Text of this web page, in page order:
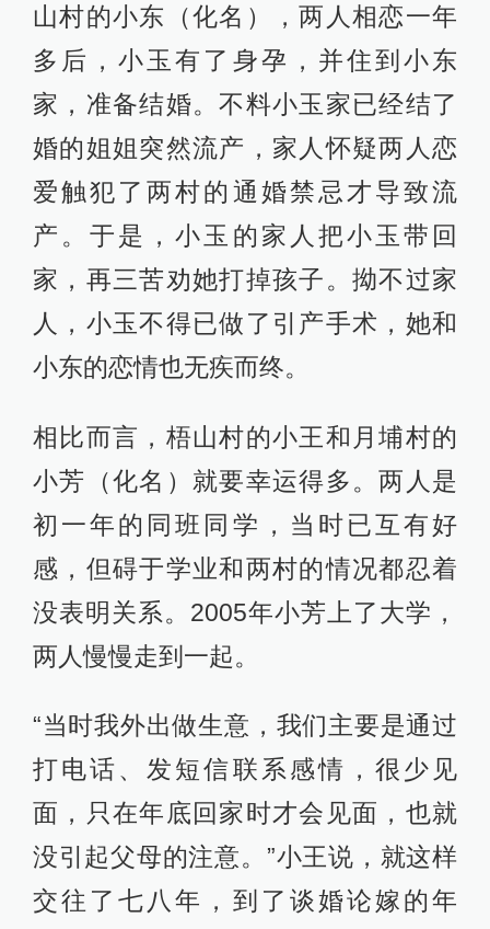
山村的小东（化名），两人相恋一年
多后，小玉有了身孕，并住到小东
家，准备结婚。不料小玉家已经结了
婚的姐姐突然流产，家人怀疑两人恋
爱触犯了两村的通婚禁忌才导致流
产。于是，小玉的家人把小玉带回
家，再三苦劝她打掉孩子。拗不过家
人，小玉不得已做了引产手术，她和
小东的恋情也无疾而终。
相比而言，梧山村的小王和月埔村的
小芳（化名）就要幸运得多。两人是
初一年的同班同学，当时已互有好
感，但碍于学业和两村的情况都忍着
没表明关系。2005年小芳上了大学，
两人慢慢走到一起。
“当时我外出做生意，我们主要是通过
打电话、发短信联系感情，很少见
面，只在年底回家时才会见面，也就
没引起父母的注意。”小王说，就这样
交往了七八年，到了谈婚论嫁的年